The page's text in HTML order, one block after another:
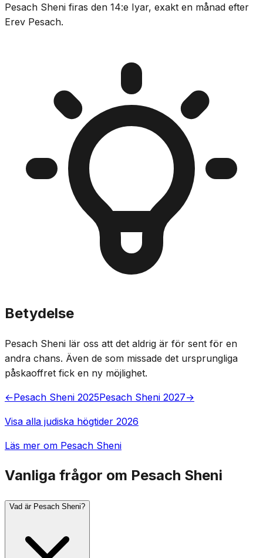
Pesach Sheni firas den 14:e Iyar, exakt en månad efter
Erev Pesach.
Betydelse
Pesach Sheni lär oss att det aldrig är för sent för en
andra chans. Även de som missade det ursprungliga
påskaoffret fick en ny möjlighet.
←Pesach Sheni 2025Pesach Sheni 2027→
Visa alla judiska högtider 2026
Läs mer om Pesach Sheni
Vanliga frågor om Pesach Sheni
Vad är Pesach Sheni?